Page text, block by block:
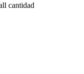
cantidad